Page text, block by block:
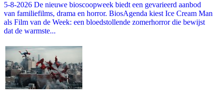
5-8-2026 De nieuwe bioscoopweek biedt een gevarieerd aanbod
van familiefilms, drama en horror. BiosAgenda kiest Ice Cream Man
als Film van de Week: een bloedstollende zomerhorror die bewijst
dat de warmste...